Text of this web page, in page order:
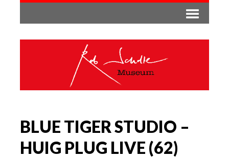
BLUE TIGER STUDIO –
HUIG PLUG LIVE (62)